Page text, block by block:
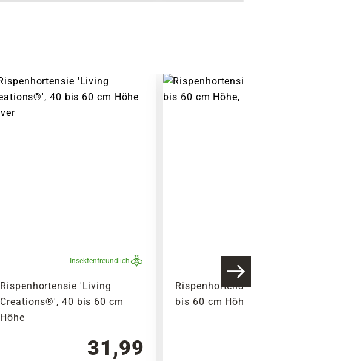
Insektenfreundlich
Rispenhortensie 'Living
Creations®', 40 bis 60 cm
Höhe
31,99
Rispenhortensie 'Switch®', 40
bis 60 cm Höhe, rosa